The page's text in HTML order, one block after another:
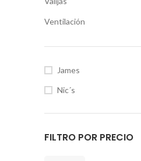
Ventilación
James
Nic´s
FILTRO POR PRECIO